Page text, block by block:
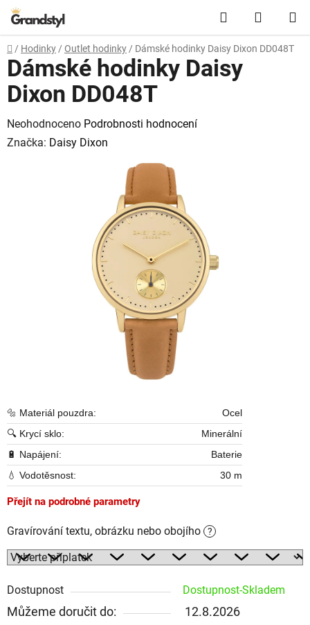
Přejít na obsah Hledat
Domů
/ Hodinky / Outlet hodinky / Dámské hodinky Daisy Dixon DD048T
🔩 Materiál pouzdra:
Ocel
🔍 Krycí sklo:
Minerální
🔋 Napájení:
Baterie
💧 Vodotěsnost:
30 m
Přejít na podrobné parametry
Gravírování textu, obrázku nebo obojího ?
Dostupnost Dostupnost-Skladem
Můžeme doručit do:
12.8.2026
Dámské hodinky Daisy
Dixon DD048T
Průměrné hodnocení produktu je 0,0 z 5 hvězdiček.
Neohodnoceno Podrobnosti hodnocení
Značka: Daisy Dixon